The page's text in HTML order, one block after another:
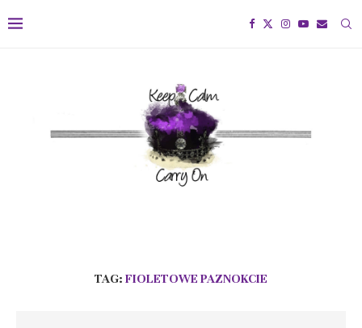
TAG: FIOLETOWE PAZNOKCIE